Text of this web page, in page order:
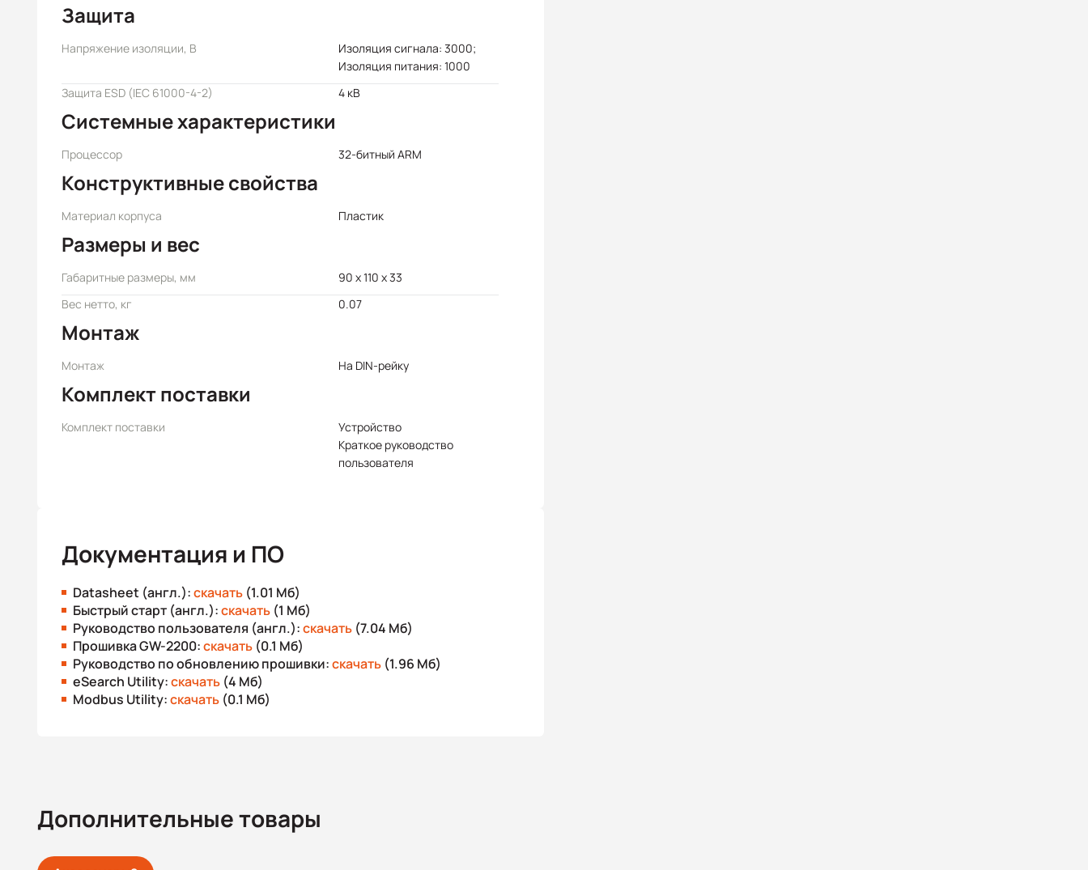
Защита
Напряжение изоляции, В
Изоляция сигнала: 3000;
Изоляция питания: 1000
Защита ESD (IEC 61000-4-2)
4 кВ
Системные характеристики
Процессор 32-битный ARM
Конструктивные свойства
Материал корпуса Пластик
Размеры и вес
Габаритные размеры, мм
90 x 110 x 33
Вес нетто, кг
0.07
Монтаж
Монтаж На DIN-рейку
Комплект поставки
Комплект поставки
Устройство
Краткое руководство
пользователя
Документация и ПО
Datasheet (англ.):скачать (1.01 Мб)
Быстрый старт (англ.):скачать (1 Мб)
Руководство пользователя (англ.):скачать (7.04 Мб)
Прошивка GW-2200:скачать (0.1 Мб)
Руководство по обновлению прошивки:скачать (1.96 Мб)
eSearch Utility:скачать (4 Мб)
Modbus Utility:скачать (0.1 Мб)
Дополнительные товары